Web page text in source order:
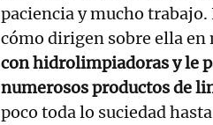
paciencia y mucho trabajo.
cómo dirigen sobre ella en
con hidrolimpiadoras y le
numerosos productos de
poco toda lo suciedad